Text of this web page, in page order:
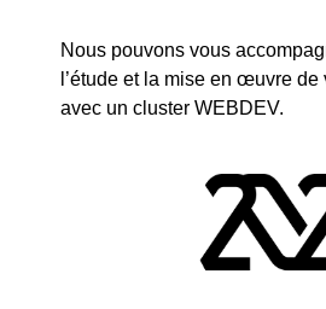
Nous pouvons vous
l’étude et la mise en œuvre de
avec un cluster WEBDEV.